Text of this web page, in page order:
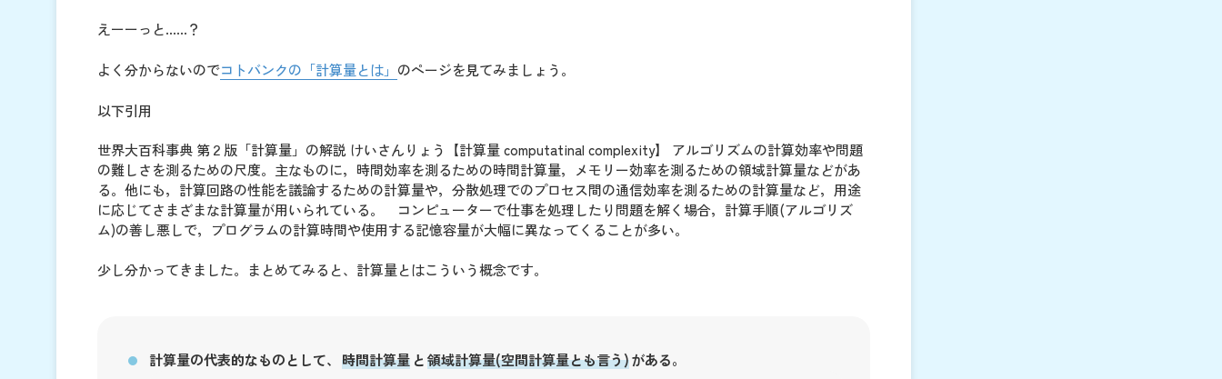
えーーっと……？
よく分からないのでコトバンクの「計算量とは」 のページを見てみましょう。
以下引用
世界大百科事典 第２版「計算量」の解説 けいさんりょう【計算量 computatinal complexity】 アルゴリズムの計算効率や問題
の難しさを測るための尺度。主なものに，時間効率を測るための時間計算量，メモリー効率を測るための領域計算量などがあ
る。他にも，計算回路の性能を議論するための計算量や，分散処理でのプロセス間の通信効率を測るための計算量など，用途
に応じてさまざまな計算量が用いられている。 コンピューターで仕事を処理したり問題を解く場合，計算手順(アルゴリズ
ム)の善し悪しで，プログラムの計算時間や使用する記憶容量が大幅に異なってくることが多い。
少し分かってきました。まとめてみると、計算量とはこういう概念です。
計算量の代表的なものとして、 時間計算量 と領域計算量(空間計算量とも言う)がある。